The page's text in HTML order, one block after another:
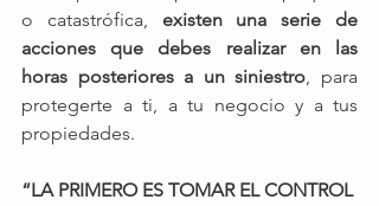
o catastrófica, existen una serie de
acciones que debes realizar en las
horas posteriores a un siniestro, para
protegerte a ti, a tu negocio y a tus
propiedades.
“LA PRIMERO ES TOMAR EL CONTROL